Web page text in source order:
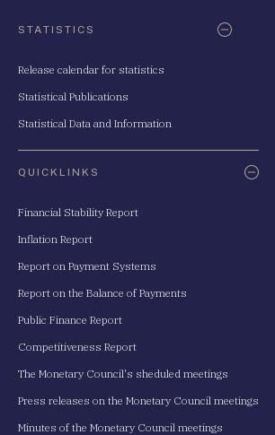
STATISTICS
Release calendar for statistics
Statistical Publications
Statistical Data and Information
QUICKLINKS
Financial Stability Report
Inflation Report
Report on Payment Systems
Report on the Balance of Payments
Public Finance Report
Competitiveness Report
The Monetary Council's sheduled meetings
Press releases on the Monetary Council meetings
Minutes of the Monetary Council meetings